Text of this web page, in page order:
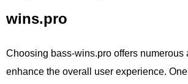
wins.pro
Choosing bass-wins.pro offers numerous
enhance the overall user experience.